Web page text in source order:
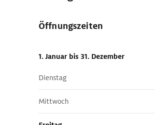
Öffnungszeiten
1. Januar bis 31. Dezember
Dienstag
Mittwoch